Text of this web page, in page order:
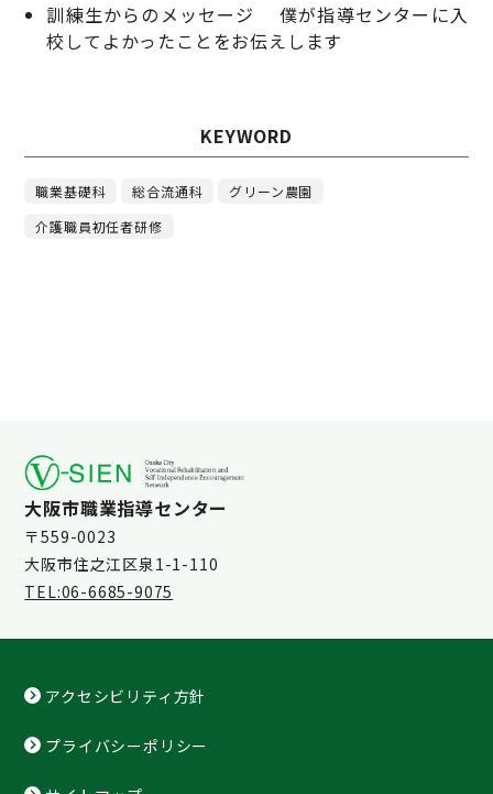
訓練生からのメッセージ 僕が指導センターに入
校してよかったことをお伝えします
KEYWORD
職業基礎科 総合流通科
グリーン農園
介護職員初任者研修
大阪市職業指導センター
〒559-0023
大阪市住之江区泉1-1-110
TEL:06-6685-9075
アクセシビリティ方針
プライバシーポリシー